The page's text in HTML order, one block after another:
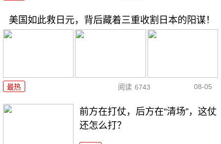
美国如此救日元，背后藏着三重收割日本的阳谋！
最热 阅读 6743 08-05
前方在打仗，后方在“清场”，这仗
还怎么打？